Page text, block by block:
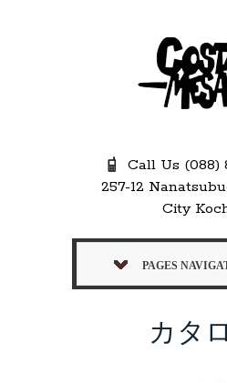
Call Us (088)
257-12
City
PAGES
カタ